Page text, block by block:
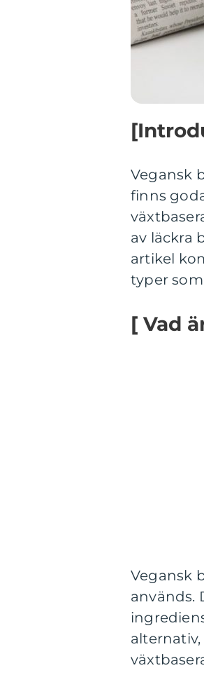
Vegansk
finns
av läckra
artikel
typer
[ Vad
Vegansk
används.